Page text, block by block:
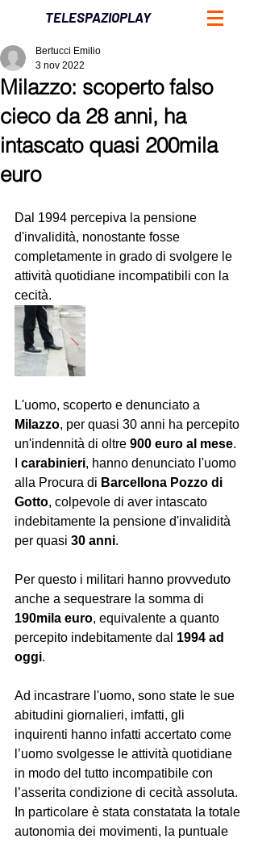
TELESPAZIOPLAY
Milazzo: scoperto falso
cieco da 28 anni, ha
intascato quasi 200mila
euro
Bertucci Emilio
3 nov 2022
Dal 1994 percepiva la pensione
d'invalidità, nonostante fosse
completamente in grado di svolgere le
attività quotidiane incompatibili con la
cecità.
L'uomo, scoperto e denunciato a
Milazzo, per quasi 30 anni ha percepito
un'indennità di oltre 900 euro al mese.
carabinieri, hanno denunciato l'uomo
alla Procura di Barcellona Pozzo di
Gotto, colpevole di aver intascato
indebitamente la pensione d'invalidità
per quasi 30 anni.
Per questo i militari hanno provveduto
anche a sequestrare la somma di
190mila euro, equivalente a quanto
percepito indebitamente dal 1994 ad
oggi.
Ad incastrare l'uomo, sono state le sue
abitudini giornalieri, imfatti, gli
inquirenti hanno infatti accertato come
l’uomo svolgesse le attività quotidiane
in modo del tutto incompatibile con
l’asserita condizione di cecità assoluta.
In particolare è stata constatata la totale
autonomia dei movimenti, la puntuale